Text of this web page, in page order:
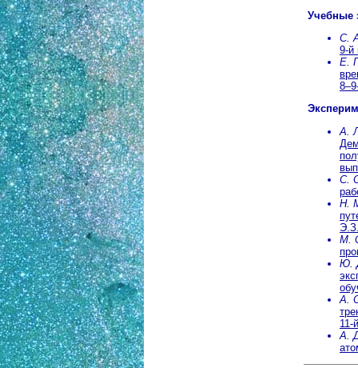
Учебные
С.
9-й
Е.
А.
С.
Н.
М.
Ю.
А.
11-
А.